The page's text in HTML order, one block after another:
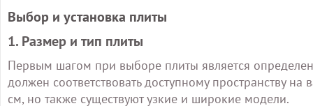
Выбор и установка плиты
1. Размер и тип плиты
Первым шагом при выборе плиты является
должен соответствовать доступному пространству
см, но также существуют узкие и широкие модели.